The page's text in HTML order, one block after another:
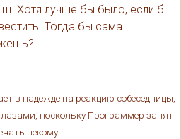
Хотя лучше бы было, если б
Тогда бы сама
в надежде на реакцию собеседницы,
поскольку Программер занят
некому.